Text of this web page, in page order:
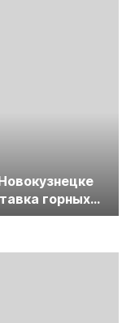
горных
России и